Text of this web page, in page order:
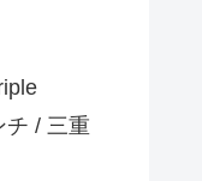
チ / 三重